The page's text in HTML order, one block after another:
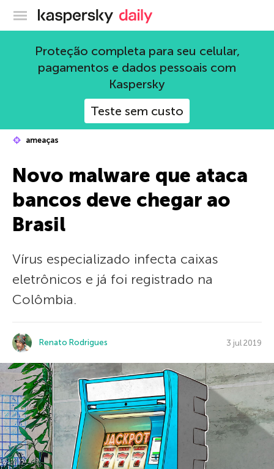
Blog oficial da Kaspersky
Proteção completa para seu celular,
pagamentos e dados pessoais com
Kaspersky
Teste sem custo
ameaças
Novo malware que ataca
bancos deve chegar ao
Brasil
Vírus especializado infecta caixas
eletrônicos e já foi registrado na
Colômbia.
Renato Rodrigues 3 jul 2019